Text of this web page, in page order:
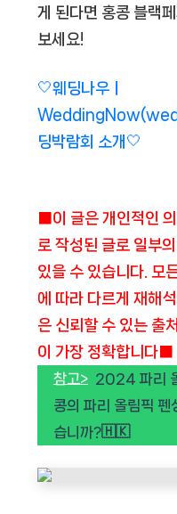
게 된다면 홍콩 블랙
보세요!
🤍웨딩나우ㅣ
딩박람회 소개🤍
■이 글은 개인적인
로 작성된 글로 일부
있을 수 있습니다. 모
에 따라 다르게 재해
은 신뢰할 수 있는 출
이 가장 정확합니다■
참고> 2024 파리
콩의 파리 올림픽 펜
습니까?🇭🇰